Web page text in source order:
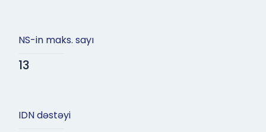
NS-in maks. sayı
13
IDN dəstəyi